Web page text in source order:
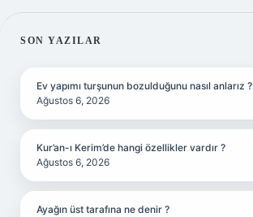
SIDEBAR
SON YAZILAR
Ev yapımı turşunun bozulduğunu nasıl anlarız ?
Ağustos 6, 2026
Kur’an-ı Kerim’de hangi özellikler vardır ?
Ağustos 6, 2026
Ayağın üst tarafına ne denir ?